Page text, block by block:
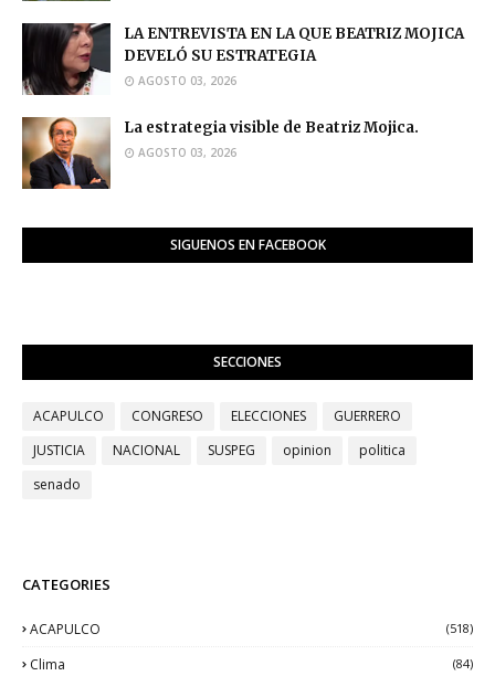
LA ENTREVISTA EN LA QUE BEATRIZ MOJICA
DEVELÓ SU ESTRATEGIA
AGOSTO 03, 2026
La estrategia visible de Beatriz Mojica.
AGOSTO 03, 2026
SIGUENOS EN FACEBOOK
SECCIONES
ACAPULCO CONGRESO ELECCIONES
GUERRERO
JUSTICIA
NACIONAL SUSPEG opinion
politica
senado
CATEGORIES
ACAPULCO (518)
Clima (84)